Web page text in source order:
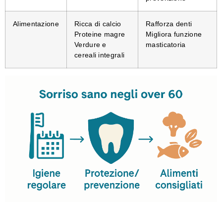
Alimentazione
Ricca di calcio
Proteine magre
Verdure e
cereali integrali
Rafforza denti
Migliora funzione
masticatoria